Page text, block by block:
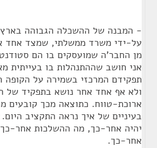
- המבנה של ההשכלה הגבוהה בארץ
על-ידי משרד ממשלתי, שמצד אחד
מן החבר'ה שמועסקים בו הם
אני חושב שההתנהלות בו בעייתית
תפקידם המרכזי בשמירה על הקופה
ולא אף אחד אחר נושא בתפקיד של
ארוכת-טווח. כתוצאה מכך קובעים
בעיניים של איך נראה התקציב
יהיה אחר-כך, מה ההשלכות אחר-
אחר-כך.